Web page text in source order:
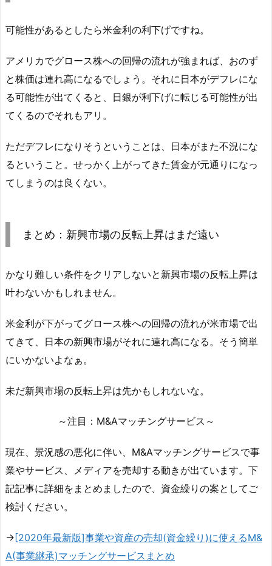
可能性があるとしたら米金利の利下げですね。
アメリカでグロース株への回帰の流れが強まれば、おのず
と株価は連れ高になるでしょう。それに日本がデフレにな
る可能性が出てくると、日銀が利下げに転じる可能性が出
てくるのでそれもアリ。
ただデフレになりそうということは、日本がまた不況にな
るということ。せっかく上がってきた賃金が元通りになっ
てしまうのは良くない。
まとめ：新興市場の反転上昇はまだ遠い
かなり難しい条件をクリアしないと新興市場の反転上昇は
叶わないかもしれません。
米金利が下がってグロース株への回帰の流れが米市場で出
てきて、日本の新興市場がそれに連れ高になる。そう簡単
にいかないよなぁ。
未だ新興市場の反転上昇は先かもしれないな。
～注目：M&Aマッチングサービス～
現在、景況感の悪化に伴い、M&Aマッチングサービスで事
業やサービス、メディアを売却する動きが出ています。下
記記事に詳細をまとめましたので、資金繰りの案としてご
検討ください。
→ [2020年最新版]事業や資産の売却(資金繰り)に使えるM&
A(事業継承)マッチングサービスまとめ